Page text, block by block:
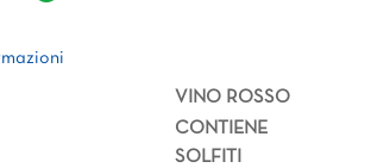
VINO ROSSO
CONTIENE
SOLFITI